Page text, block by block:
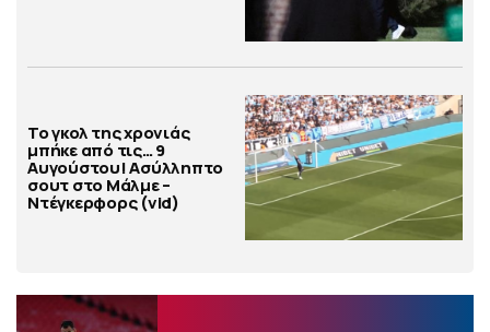
Το γκολ της χρονιάς
μπήκε από τις… 9
Αυγούστου! Ασύλληπτο
σουτ στο Μάλμε –
Ντέγκερφορς (vid)